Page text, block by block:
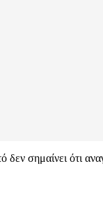
σημαίνει ότι